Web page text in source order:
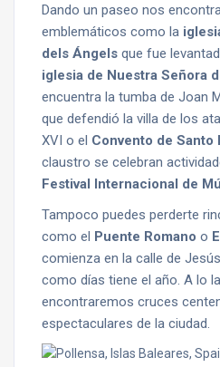
Dando un paseo nos
emblemáticos como la
dels Ángels que fue
iglesia de Nuestra Señora
encuentra la tumba de Joan
que defendió la villa de los
XVI o el Convento de Santo
claustro se celebran
Festival Internacional de
Tampoco puedes perderte
como el Puente Romano o
comienza en la calle de
como días tiene el año. A lo
encontraremos cruces
espectaculares de la ciudad.